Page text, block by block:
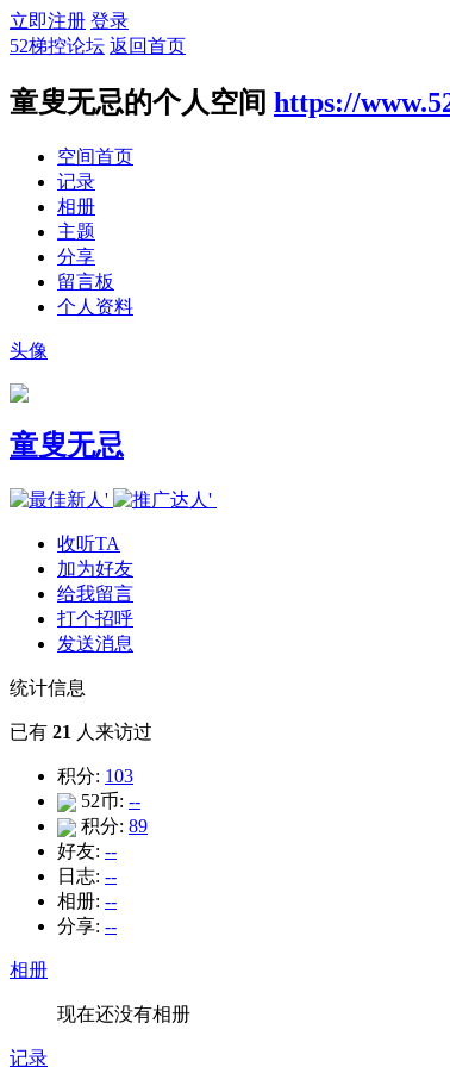
立即注册 登录
52梯控论坛 返回首页
童叟无忌的个人空间 https://
空间首页
记录
相册
主题
分享
留言板
个人资料
头像
童叟无忌
收听TA
加为好友
给我留言
打个招呼
发送消息
统计信息
已有 21 人来访过
积分: 103
52币: --
积分: 89
好友: --
日志: --
相册: --
分享: --
相册
现在还没有相册
记录